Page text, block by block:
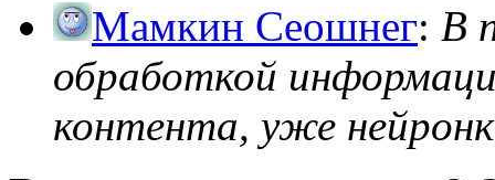
Мамкин Сеошнег: В
обработкой
контента, уже